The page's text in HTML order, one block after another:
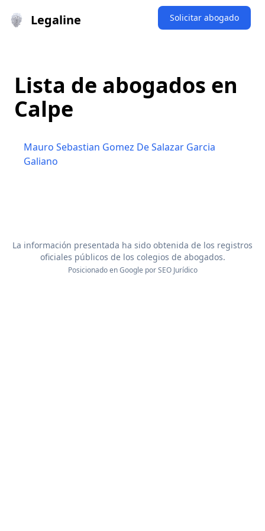
Legaline Solicitar abogado
Lista de abogados en
Calpe
Mauro Sebastian Gomez De Salazar Garcia
Galiano
La información presentada ha sido obtenida de los registros
oficiales públicos de los colegios de abogados.
Posicionado en Google porSEO Jurídico